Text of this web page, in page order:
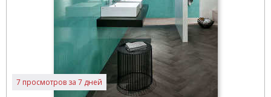
7 просмотров за 7 дней